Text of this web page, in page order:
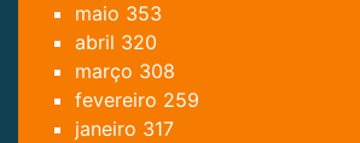
maio 353
abril 320
março 308
fevereiro 259
janeiro 317